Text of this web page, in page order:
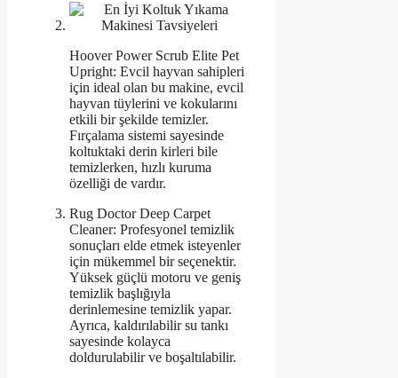
Hoover Power Scrub Elite Pet
Upright: Evcil hayvan sahipleri
için ideal olan bu makine, evcil
hayvan tüylerini ve kokularını
etkili bir şekilde temizler.
Fırçalama sistemi sayesinde
koltuktaki derin kirleri bile
temizlerken, hızlı kuruma
özelliği de vardır.
Rug Doctor Deep Carpet
Cleaner: Profesyonel temizlik
sonuçları elde etmek isteyenler
için mükemmel bir seçenektir.
Yüksek güçlü motoru ve geniş
temizlik başlığıyla
derinlemesine temizlik yapar.
Ayrıca, kaldırılabilir su tankı
sayesinde kolayca
doldurulabilir ve boşaltılabilir.